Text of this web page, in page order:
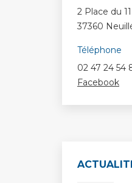
2 Place du
37360
Téléphone
02 47 24 54
Facebook